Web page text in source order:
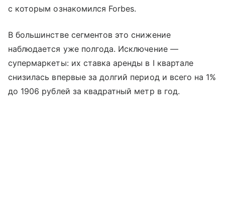
с которым ознакомился Forbes.
В большинстве сегментов это снижение
наблюдается уже полгода. Исключение —
супермаркеты: их ставка аренды в I квартале
снизилась впервые за долгий период и всего на 1%
до 1906 рублей за квадратный метр в год.